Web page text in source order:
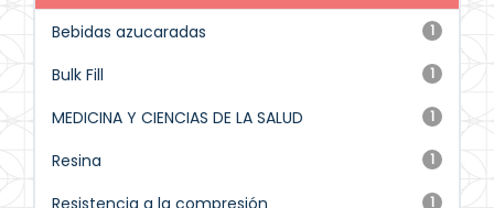
1
Bebidas azucaradas
1
Bulk Fill
1
MEDICINA Y CIENCIAS DE LA SALUD
1
Resina
1
Resistencia a la compresión